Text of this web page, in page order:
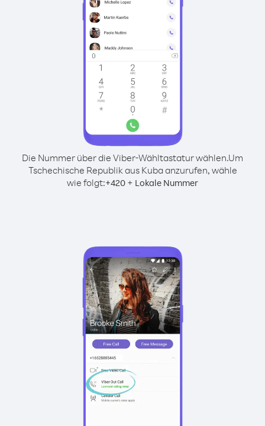
Die Nummer über die Viber-Wähltastatur wählen.Um
Tschechische Republik aus Kuba anzurufen, wähle
wie folgt:+420 + Lokale Nummer